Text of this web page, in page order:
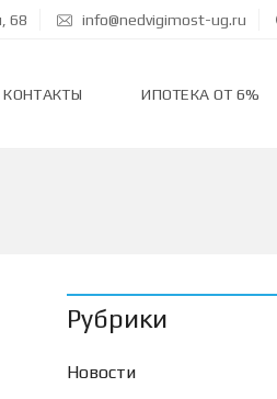
68 info@nedvigimost-ug.ru
КОНТАКТЫ ИПОТЕКА ОТ 6%
Рубрики
Новости